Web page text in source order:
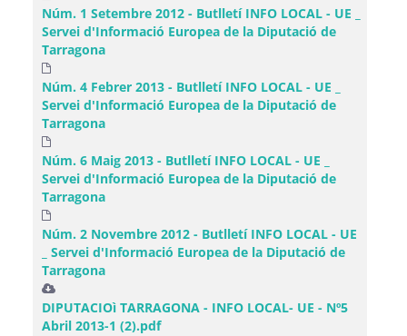
Núm. 1 Setembre 2012 - Butlletí INFO LOCAL - UE _
Servei d'Informació Europea de la Diputació de
Tarragona
Núm. 4 Febrer 2013 - Butlletí INFO LOCAL - UE _
Servei d'Informació Europea de la Diputació de
Tarragona
Núm. 6 Maig 2013 - Butlletí INFO LOCAL - UE _
Servei d'Informació Europea de la Diputació de
Tarragona
Núm. 2 Novembre 2012 - Butlletí INFO LOCAL - UE
_ Servei d'Informació Europea de la Diputació de
Tarragona
DIPUTACIOì TARRAGONA - INFO LOCAL- UE - Nº5
Abril 2013-1 (2).pdf